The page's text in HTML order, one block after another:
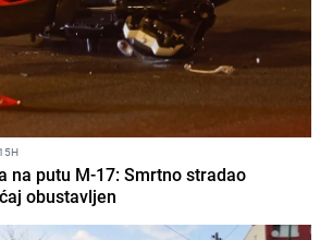
na putu M-17: Smrtno stradao
obustavljen